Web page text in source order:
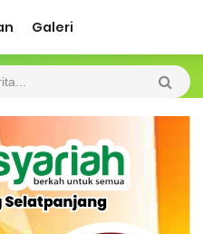
Galeri